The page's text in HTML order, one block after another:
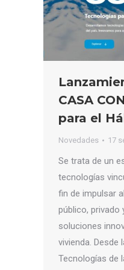
CASA
para el
Novedades 17
Se trata de un
tecnologías
fin de impulsar
público, privado
soluciones
vivienda. Desde
Tecnologías de